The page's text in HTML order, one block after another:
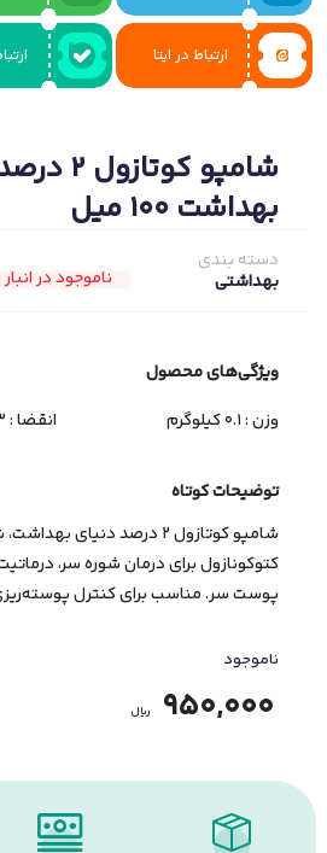
ارتباط در ایتا
شامپو
بهداشت 100 میل
ناموجود در انبار
دسته بندی
بهداشتی
ویژگی‌های ﻣﺤﺼﻮل
وزن : 0.1 کیلوگرم
انقضا :
توضیحات کوتاه
شامپو کوتازول ۲ درصد دنیای
کتوکونازول برای درمان شوره سر،
پوست سر. مناسب برای کنترل
ناموجود
950,000 ﷼